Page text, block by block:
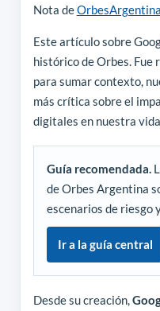
Nota de
Este artículo sobre
histórico de Orbes. Fue
para sumar contexto,
más crítica sobre el
digitales en nuestra
Guía recomendada.
de Orbes Argentina
escenarios de riesgo
Ir a la guía central
Desde su creación,